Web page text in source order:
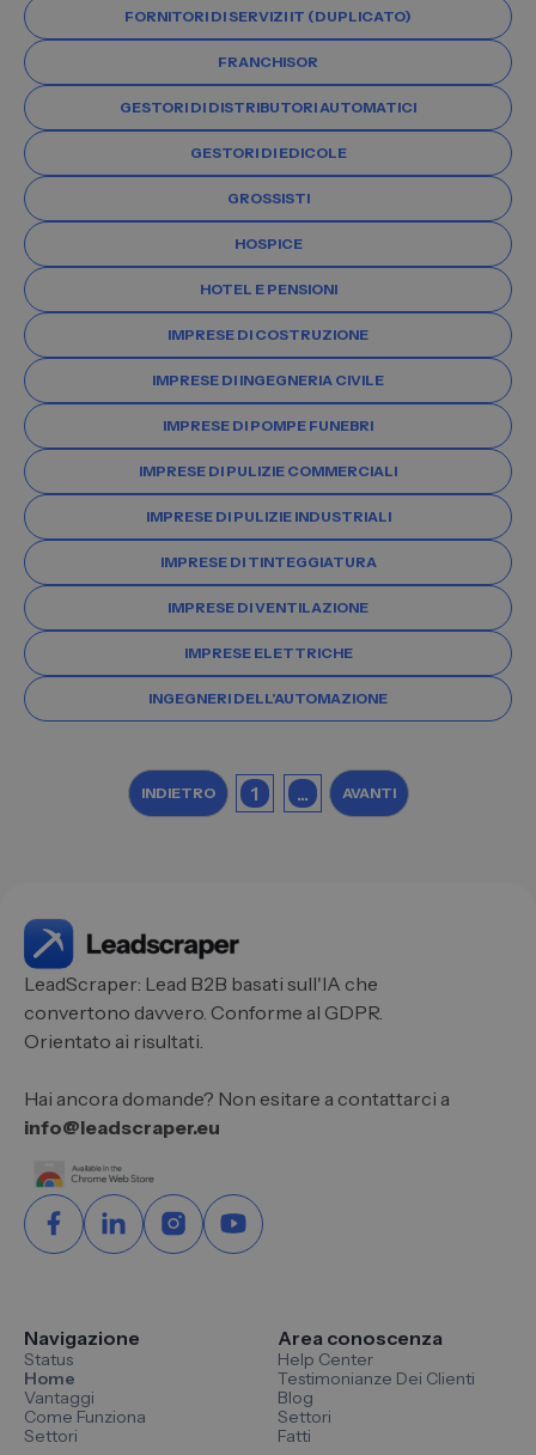
FORNITORI DI SERVIZI IT (DUPLICATO)
FRANCHISOR
GESTORI DI DISTRIBUTORI AUTOMATICI
GESTORI DI EDICOLE
GROSSISTI
HOSPICE
HOTEL E PENSIONI
IMPRESE DI COSTRUZIONE
IMPRESE DI INGEGNERIA CIVILE
IMPRESE DI POMPE FUNEBRI
IMPRESE DI PULIZIE COMMERCIALI
IMPRESE DI PULIZIE INDUSTRIALI
IMPRESE DI TINTEGGIATURA
IMPRESE DI VENTILAZIONE
IMPRESE ELETTRICHE
INGEGNERI DELL'AUTOMAZIONE
INDIETRO 1 ... AVANTI
LeadScraper: Lead B2B basati sull'IA che
convertono davvero. Conforme al GDPR.
Orientato ai risultati.
Hai ancora domande? Non esitare a contattarci a
info@leadscraper.eu
Navigazione
Status
Home
Vantaggi
Come Funziona
Settori
Area conoscenza
Help Center
Testimonianze Dei Clienti
Blog
Settori
Fatti